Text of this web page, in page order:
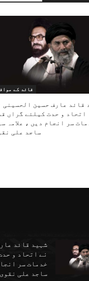
قائد کے
قائد عارف حسین الحسینی
اتحاد و حدت کیلئے گراں
سر انجام دیں ، علامہ
ساجد علی
شہید قائد
نے اتحاد و
خدمات سر
ساجد علی نقوی